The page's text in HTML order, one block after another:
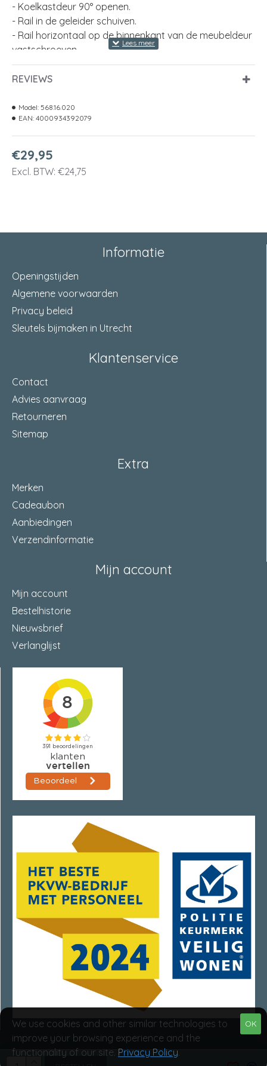
- Koelkastdeur 90° openen.
- Rail in de geleider schuiven.
- Rail horizontaal op de binnenkant van de meubeldeur
vastschroeven.
Kleur rail Zwart
REVIEWS
€29,95
Excl. BTW: €24,75
Model: 568.16.020
EAN: 4000934392079
Informatie
Openingstijden
Algemene voorwaarden
Privacy beleid
Sleutels bijmaken in Utrecht
Klantenservice
Contact
Advies aanvraag
Retourneren
Sitemap
Extra
Merken
Cadeaubon
Aanbiedingen
Verzendinformatie
Mijn account
Mijn account
Bestelhistorie
Nieuwsbrief
Verlanglijst
Van Rumpt Specialisten © 2025
OK
We use cookies and other similar technologies to
improve your browsing experience and the
functionality of our site. Privacy Policy.